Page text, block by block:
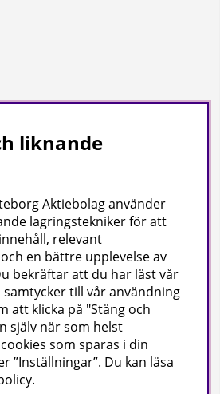
miljödiplomerade enligt svensk
Aktiebolag (publ).
liknande
Aktiebolaganvänder
lagringstekniker för att
relevant
en bättre upplevelse av
bekräftar att du har läst vår
till vår användning
att klicka på "Stäng och
själv när som helst
som sparas i din
”Inställningar”. Du kan läsa
.